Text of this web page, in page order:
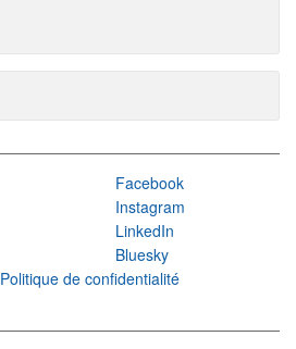
Facebook
Instagram
LinkedIn
Bluesky
Politique de confidentialité